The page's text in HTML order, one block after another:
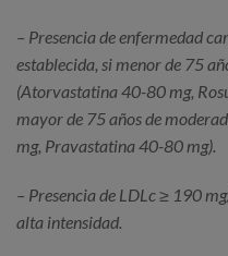
– Presencia de enfermedad
establecida, si menor de 75
(Atorvastatina 40-80 mg,
mayor de 75 años de
mg, Pravastatina 40-80 mg).
– Presencia de LDLc ≥ 190
alta intensidad.